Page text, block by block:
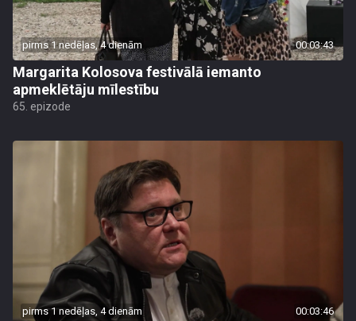
pirms 1 nedēļas, 4 dienām 00:03:43
Margarita Kolosova festivālā iemanto
apmeklētāju mīlestību
65. epizode
pirms 1 nedēļas, 4 dienām 00:03:46